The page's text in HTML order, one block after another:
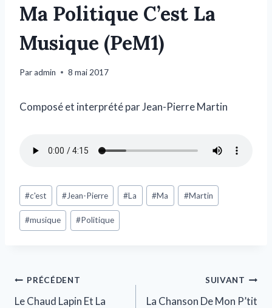
Ma Politique C’est La
Musique (PeM1)
Paradmin 8 mai 2017
Composé et interprété par Jean-Pierre Martin
#c'est #Jean-Pierre #La #Ma #Martin
#musique #Politique
PRÉCÉDENT
Le Chaud Lapin Et La
SUIVANT
La Chanson De Mon P’tit